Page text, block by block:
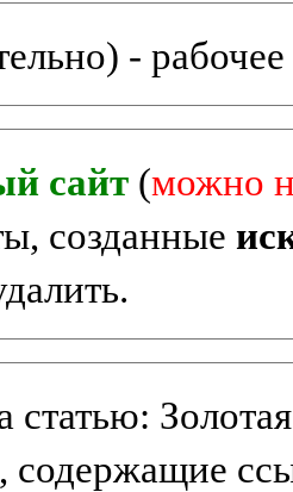
-
сайт (можно
созданные
статью: